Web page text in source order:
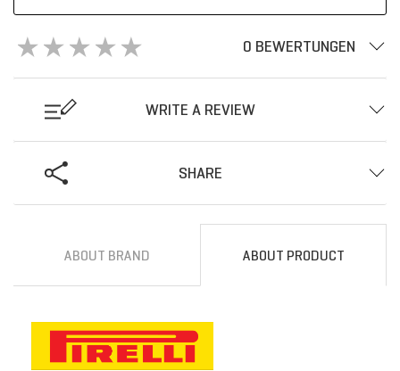
0 BEWERTUNGEN
WRITE A REVIEW
SHARE
ABOUT BRAND ABOUT PRODUCT